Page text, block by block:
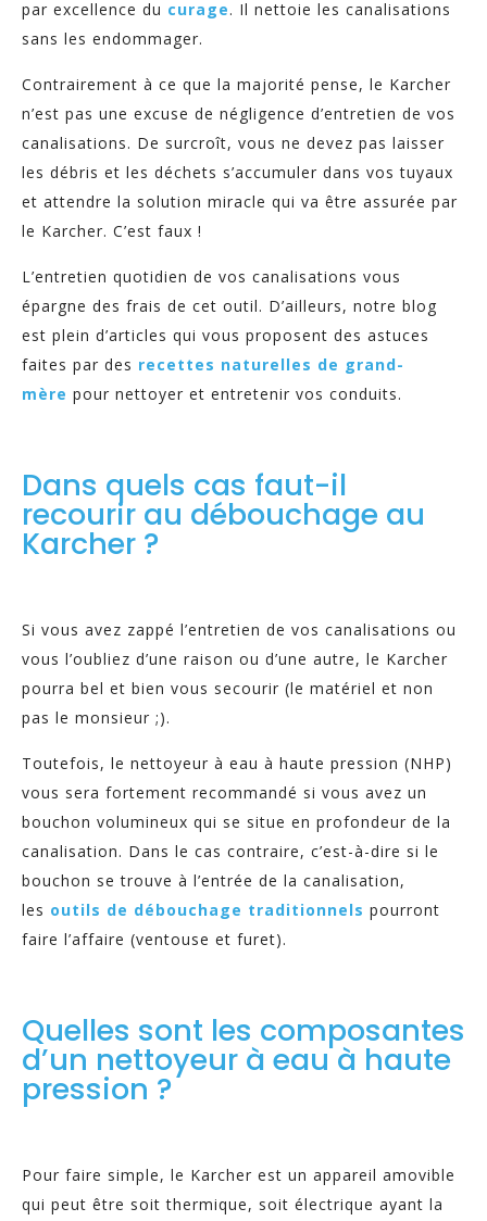
par excellence du curage. Il nettoie les canalisations
sans les endommager.
Contrairement à ce que la majorité pense, le Karcher
n’est pas une excuse de négligence d’entretien de vos
canalisations. De surcroît, vous ne devez pas laisser
les débris et les déchets s’accumuler dans vos tuyaux
et attendre la solution miracle qui va être assurée par
le Karcher. C’est faux !
L’entretien quotidien de vos canalisations vous
épargne des frais de cet outil. D’ailleurs, notre blog
est plein d’articles qui vous proposent des astuces
faites par des recettes naturelles de grand-
mère pour nettoyer et entretenir vos conduits.
Dans quels cas faut-il
recourir au débouchage au
Karcher ?
Si vous avez zappé l’entretien de vos canalisations ou
vous l’oubliez d’une raison ou d’une autre, le Karcher
pourra bel et bien vous secourir (le matériel et non
pas le monsieur ;).
Toutefois, le nettoyeur à eau à haute pression (NHP)
vous sera fortement recommandé si vous avez un
bouchon volumineux qui se situe en profondeur de la
canalisation. Dans le cas contraire, c’est-à-dire si le
bouchon se trouve à l’entrée de la canalisation,
les outils de débouchage traditionnels pourront
faire l’affaire (ventouse et furet).
Quelles sont les composantes
d’un nettoyeur à eau à haute
pression ?
Pour faire simple, le Karcher est un appareil amovible
qui peut être soit thermique, soit électrique ayant la